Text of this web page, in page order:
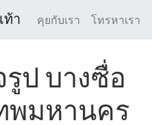
ท้า คุยกับเรา โทรหาเรา
ป บางซื่อ
พมหานคร